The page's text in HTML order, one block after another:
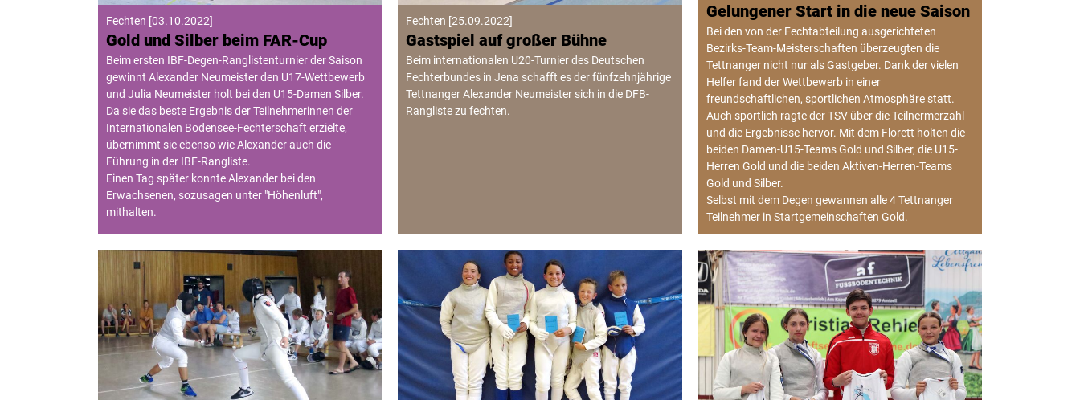
Fechten [03.10.2022]
Gold und Silber beim FAR-Cup
Beim ersten IBF-Degen-Ranglistenturnier der Saison
gewinnt Alexander Neumeister den U17-Wettbewerb
und Julia Neumeister holt bei den U15-Damen Silber.
Da sie das beste Ergebnis der Teilnehmerinnen der
Internationalen Bodensee-Fechterschaft erzielte,
übernimmt sie ebenso wie Alexander auch die
Führung in der IBF-Rangliste.
Einen Tag später konnte Alexander bei den
Erwachsenen, sozusagen unter "Höhenluft",
mithalten.
Fechten [25.09.2022]
Gastspiel auf großer Bühne
Beim internationalen U20-Turnier des Deutschen
Fechterbundes in Jena schafft es der fünfzehnjährige
Tettnanger Alexander Neumeister sich in die DFB-
Rangliste zu fechten.
Gelungener Start in die neue Saison
Bei den von der Fechtabteilung ausgerichteten
Bezirks-Team-Meisterschaften überzeugten die
Tettnanger nicht nur als Gastgeber. Dank der vielen
Helfer fand der Wettbewerb in einer
freundschaftlichen, sportlichen Atmosphäre statt.
Auch sportlich ragte der TSV über die Teilnermerzahl
und die Ergebnisse hervor. Mit dem Florett holten die
beiden Damen-U15-Teams Gold und Silber, die U15-
Herren Gold und die beiden Aktiven-Herren-Teams
Gold und Silber.
Selbst mit dem Degen gewannen alle 4 Tettnanger
Teilnehmer in Startgemeinschaften Gold.